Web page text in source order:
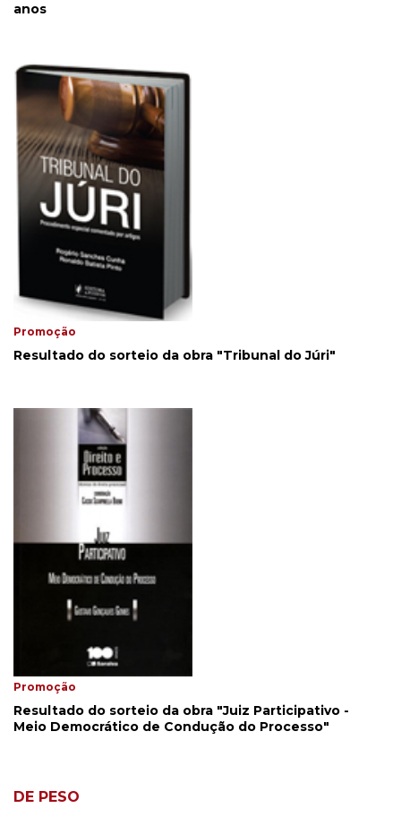
anos
Promoção
Resultado do sorteio da obra "Tribunal do Júri"
Promoção
Resultado do sorteio da obra "Juiz Participativo -
Meio Democrático de Condução do Processo"
DE PESO